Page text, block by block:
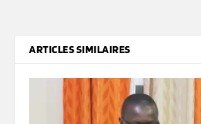
ARTICLES SIMILAIRES